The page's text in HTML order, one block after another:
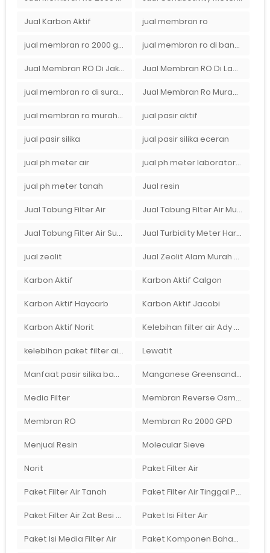
Jual Karbon Aktif jual membran ro
jual membran ro 2000 gpd murah jual membran ro di bandung
Jual Membran RO Di Jakarta Selatan Jual Membran RO Di Lampung
jual membran ro di surabaya Jual Membran Ro Murah : 082140002080
jual membran ro murah surabaya jual pasir aktif
jual pasir silika jual pasir silika eceran
jual ph meter air jual ph meter laboratorium
jual ph meter tanah Jual resin
Jual Tabung Filter Air Jual Tabung Filter Air Murah
Jual Tabung Filter Air Surabaya Jual Turbidity Meter Harga Murah Di Sulawesi
jual zeolit Jual Zeolit Alam Murah Di Surabaya
Karbon Aktif Karbon Aktif Calgon
Karbon Aktif Haycarb Karbon Aktif Jacobi
Karbon Aktif Norit Kelebihan filter air Ady Water untuk menyaring air sumur bor di rumah"
kelebihan paket filter air Ady Water Lewatit
Manfaat pasir silika bagi kehidupan Manganese Greensand Plus
Media Filter Membran Reverse Osmosis
Membran RO Membran Ro 2000 GPD
Menjual Resin Molecular Sieve
Norit Paket Filter Air
Paket Filter Air Tanah Paket Filter Air Tinggal Pasang
Paket Filter Air Zat Besi Tinggi Paket Isi Filter Air
Paket Isi Media Filter Air Paket Komponen Bahan Filter Air